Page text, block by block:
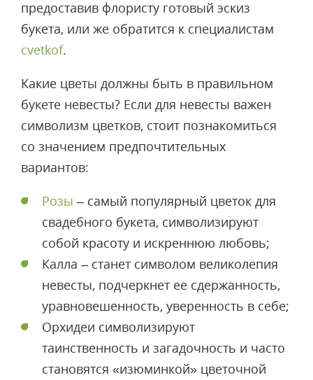
предоставив флористу готовый эскиз
букета, или же обратится к специалистам
cvetkof.
Какие цветы должны быть в правильном
букете невесты? Если для невесты важен
символизм цветков, стоит познакомиться
со значением предпочтительных
вариантов:
Розы – самый популярный цветок для
свадебного букета, символизируют
собой красоту и искреннюю любовь;
Калла – станет символом великолепия
невесты, подчеркнет ее сдержанность,
уравновешенность, уверенность в себе;
Орхидеи символизируют
таинственность и загадочность и часто
становятся «изюминкой» цветочной